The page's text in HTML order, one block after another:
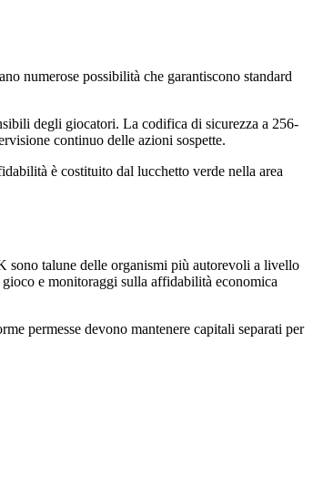
numerose possibilità che garantiscono standard
degli giocatori. La codifica di sicurezza a 256-
continuo delle azioni sospette.
è costituito dal lucchetto verde nella area
sono talune delle organismi più autorevoli a livello
e monitoraggi sulla affidabilità economica
permesse devono mantenere capitali separati per